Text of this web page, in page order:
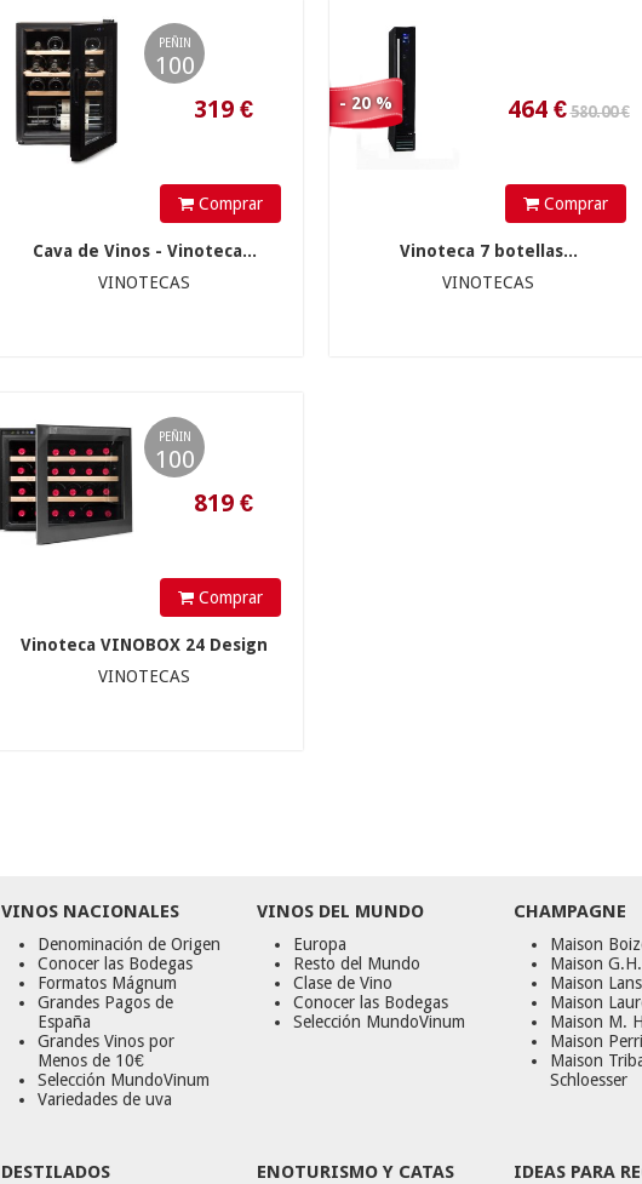
PEÑIN
100
Comprar
Cava de Vinos - Vinoteca...
VINOTECAS
- 20 %
Comprar
Vinoteca 7 botellas...
VINOTECAS
PEÑIN
100
Comprar
Vinoteca VINOBOX 24 Design
VINOTECAS
VINOS NACIONALES
Denominación de Origen
Conocer las Bodegas
Formatos Mágnum
Grandes Pagos de
España
Grandes Vinos por
Menos de 10€
Selección MundoVinum
Variedades de uva
VINOS DEL MUNDO
Europa
Resto del Mundo
Clase de Vino
Conocer las Bodegas
Selección MundoVinum
CHAMPAGNE
Maison
Maison
Maison
Maison
Maison M.
Maison
Maison
Schloesser
DESTILADOS ENOTURISMO Y CATAS IDEAS PARA